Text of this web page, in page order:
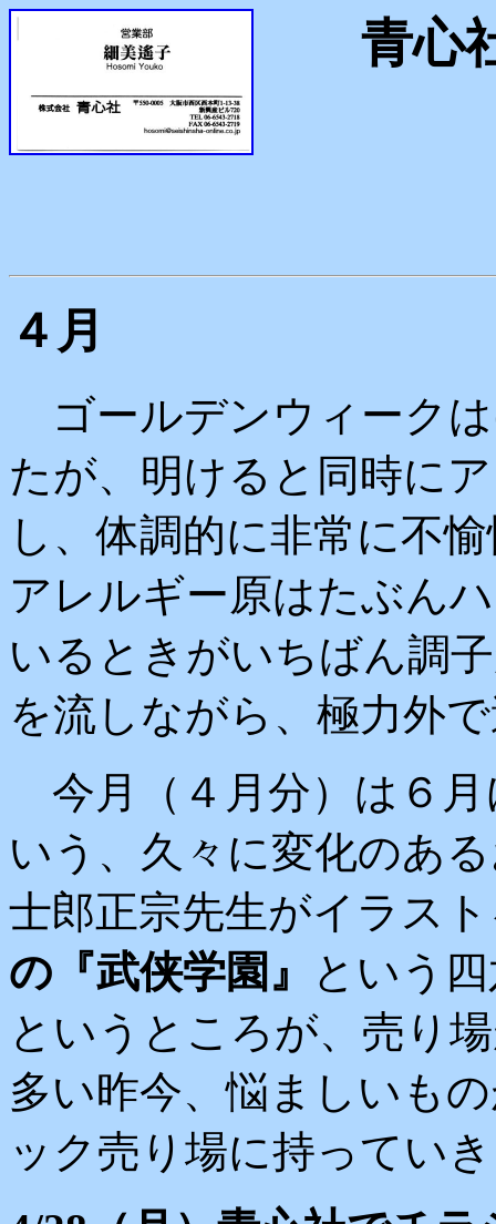
青心社
４月
ゴールデンウィーク
たが、明けると同時に
し、体調的に非常に不
アレルギー原はたぶん
いるときがいちばん調
を流しながら、極力外
今月（４月分）は６月
いう、久々に変化のあ
士郎正宗先生がイラス
の『武侠学園』
という
というところが、売り
多い昨今、悩ましいも
ック売り場に持ってい